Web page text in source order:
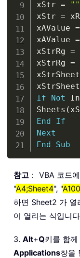
xStr =
""
xStr =
xAValue =
xAValue =
xStrRg =
xStrRg =
If
Not
Sheets (
End
If
Next
End
Sub
참고 ： VBA 코드
"A4;Sheet4", "
하면 Sheet2 가 열
이 열리는 식입니
3. Alt+Q키를 함께
Applications창을